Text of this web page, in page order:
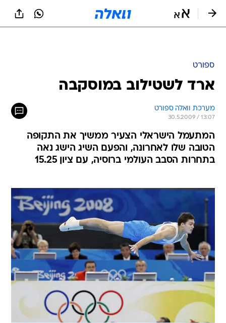
ספורט
ארד לשטילוב במוסקבה
מערכת וואלה ספורט
30.5.2009 / 13:07
המתעמל הישראלי הצעיר ממשיך את התקופה
הטובה שלו לאחרונה, והפעם השיג הישג נאה
בתחרות הסבב העולמי ברוסיה, עם ציון 15.25